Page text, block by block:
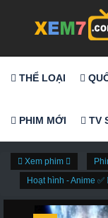
THỂ LOẠI
PHIM MỚI TV
Xem phim
Hoạt hình - Anime ✅